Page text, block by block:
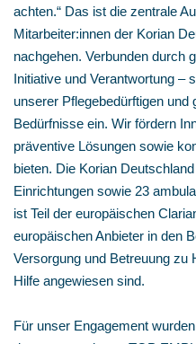
achten.“ Das ist die zentrale
Mitarbeiter:innen der Korian
nachgehen. Verbunden durch
Initiative und Verantwortung –
unserer Pflegebedürftigen und
Bedürfnisse ein. Wir fördern
präventive Lösungen sowie
bieten. Die Korian
Einrichtungen sowie 23
ist Teil der europäischen
europäischen Anbieter in den
Versorgung und Betreuung zu
Hilfe angewiesen sind.
Für unser Engagement